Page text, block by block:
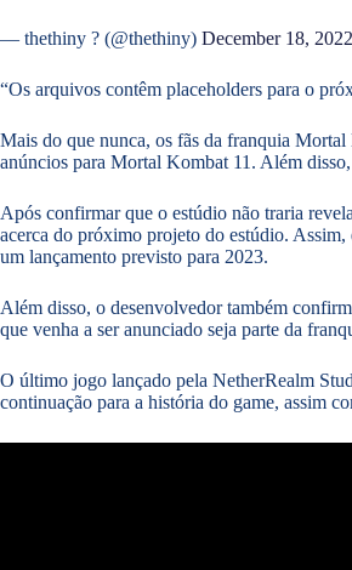
— thethiny ? (@thethiny) December 18, 2022
“Os arquivos contêm placeholders para o
Mais do que nunca, os fãs da franquia
anúncios para Mortal Kombat 11. Além
Após confirmar que o estúdio não traria
acerca do próximo projeto do estúdio.
um lançamento previsto para 2023.
Além disso, o desenvolvedor também
que venha a ser anunciado seja parte da
O último jogo lançado pela NetherRealm
continuação para a história do game, assim